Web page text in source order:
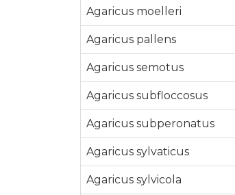
Agaricus moelleri
Agaricus pallens
Agaricus semotus
Agaricus subfloccosus
Agaricus subperonatus
Agaricus sylvaticus
Agaricus sylvicola